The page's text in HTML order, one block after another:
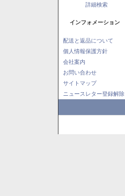
詳細検索
インフォメーション
配送と返品について
個人情報保護方針
会社案内
お問い合わせ
サイトマップ
ニュースレター登録解除